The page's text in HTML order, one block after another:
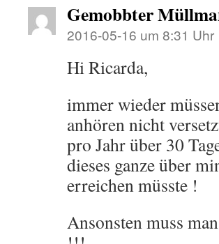
Gemobbter
2016-05-16 um 8:31 Uhr
Hi Ricarda,
immer wieder
anhören nicht
pro Jahr über 30
dieses ganze über
erreichen müsste !
Ansonsten muss